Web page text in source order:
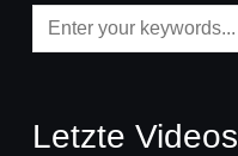
Letzte Videos